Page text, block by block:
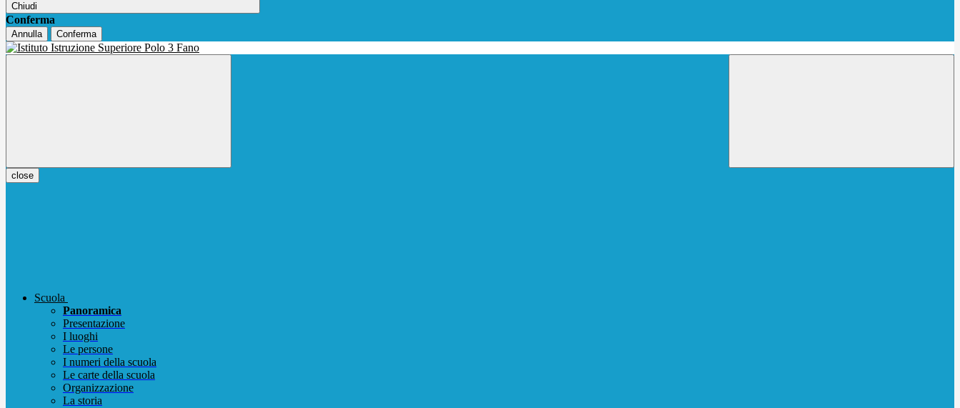
Chiudi
Conferma
Annulla Conferma
close
Scuola
Panoramica
Presentazione
I luoghi
Le persone
I numeri della scuola
Le carte della scuola
Organizzazione
La storia